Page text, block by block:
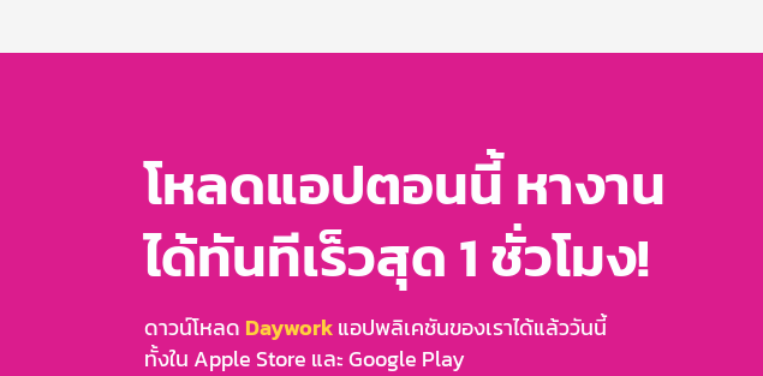
โหลดแอปตอนนี้ หางาน
ได้ทันทีเร็วสุด 1 ชั่วโมง!
ดาวน์โหลด Dayworkแอปพลิเคชันของเราได้แล้ววันนี้
ทั้งใน Apple Store และ Google Play